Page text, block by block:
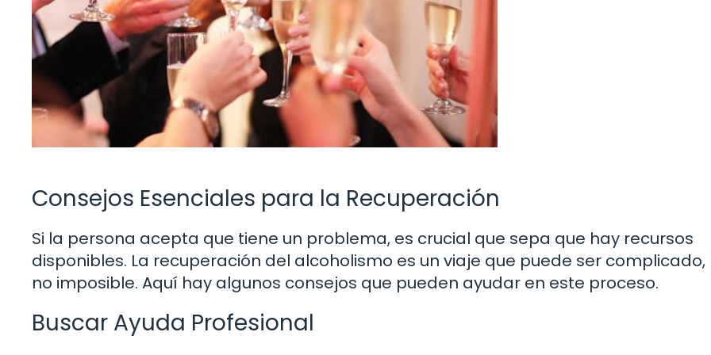
Consejos Esenciales para la Recuperación
Si la persona acepta que tiene un problema, es crucial que sepa que hay recursos
disponibles. La recuperación del alcoholismo es un viaje que puede ser complicado,
no imposible. Aquí hay algunos consejos que pueden ayudar en este proceso.
Buscar Ayuda Profesional